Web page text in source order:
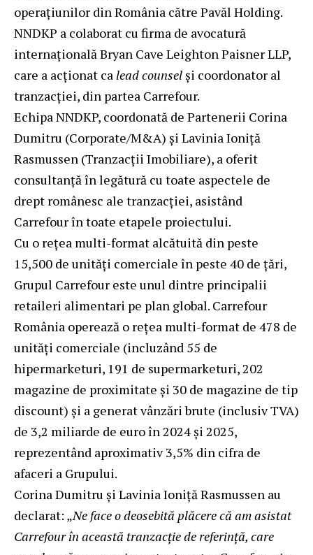
operațiunilor din România către Pavăl Holding.
NNDKP a colaborat cu firma de avocatură
internațională Bryan Cave Leighton Paisner LLP,
care a acționat ca lead counsel și coordonator al
tranzacției, din partea Carrefour.
Echipa NNDKP, coordonată de Partenerii Corina
Dumitru (Corporate/M&A) și Lavinia Ioniță
Rasmussen (Tranzacții Imobiliare), a oferit
consultanță în legătură cu toate aspectele de
drept românesc ale tranzacției, asistând
Carrefour în toate etapele proiectului.
Cu o rețea multi-format alcătuită din peste
15,500 de unități comerciale în peste 40 de țări,
Grupul Carrefour este unul dintre principalii
retaileri alimentari pe plan global. Carrefour
România operează o rețea multi-format de 478 de
unități comerciale (incluzând 55 de
hipermarketuri, 191 de supermarketuri, 202
magazine de proximitate și 30 de magazine de tip
discount) și a generat vânzări brute (inclusiv TVA)
de 3,2 miliarde de euro în 2024 și 2025,
reprezentând aproximativ 3,5% din cifra de
afaceri a Grupului.
Corina Dumitru și Lavinia Ioniță Rasmussen au
declarat: „Ne face o deosebită plăcere că am asistat
Carrefour în această tranzacție de referință, care